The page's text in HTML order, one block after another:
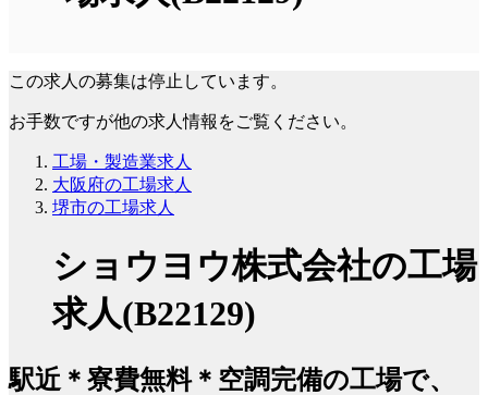
この求人の募集は停止しています。
お手数ですが他の求人情報をご覧ください。
工場・製造業求人
大阪府の工場求人
堺市の工場求人
ショウヨウ株式会社の工場
求人(B22129)
駅近＊寮費無料＊空調完備の工場で、